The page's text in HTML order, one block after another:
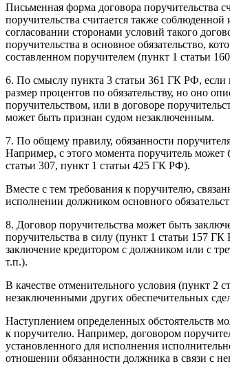
Письменная форма договора поручительства
поручительства считается также
согласовании сторонами условий такого
поручительства в основное обязательство,
составленном поручителем (пункт 1 статьи
6. По смыслу пункта 3 статьи 361 ГК РФ, если
размер процентов по обязательству, но оно
поручительством, или в договоре
может быть признан судом незаключенным.
7. По общему правилу, обязанности
Например, с этого момента поручитель может
статьи 307, пункт 1 статьи 425 ГК РФ).
Вместе с тем требования к поручителю,
исполнении должником основного
8. Договор поручительства может быть
поручительства в силу (пункт 1 статьи 157
заключение кредитором с должником или с
т.п.).
В качестве отменительного условия (пункт 2
незаключенными других обеспечительных
Наступлением определенных обстоятельств
к поручителю. Например, договором
установленного для исполнения
отношении обязанности должника в связи с